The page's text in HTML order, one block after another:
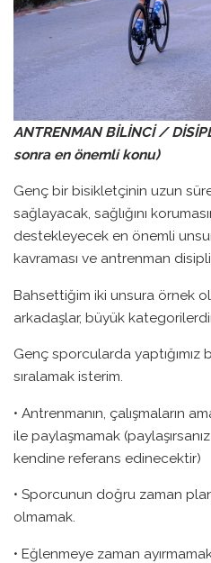
ANTRENMAN BİLİNCİ /
sonra en önemli konu)
Genç bir bisikletçinin uzun
sağlayacak, sağlığını
destekleyecek en önemli
kavraması ve antrenman
Bahsettiğim iki unsura örnek
arkadaşlar, büyük
Genç sporcularda yaptığımız
sıralamak isterim.
• Antrenmanın, çalışmaların
ile paylaşmamak
kendine referans edinecektir)
• Sporcunun doğru zaman
olmamak.
• Eğlenmeye zaman